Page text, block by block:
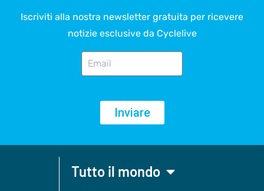
Iscriviti alla nostra newsletter gratuita per ricevere
notizie esclusive da Cyclelive
Inviare
Tutto il mondo